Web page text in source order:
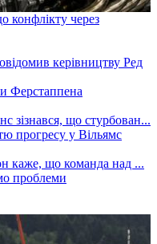
конфлікту через
Ферстаппена
прогресу у Вільямс
проблеми